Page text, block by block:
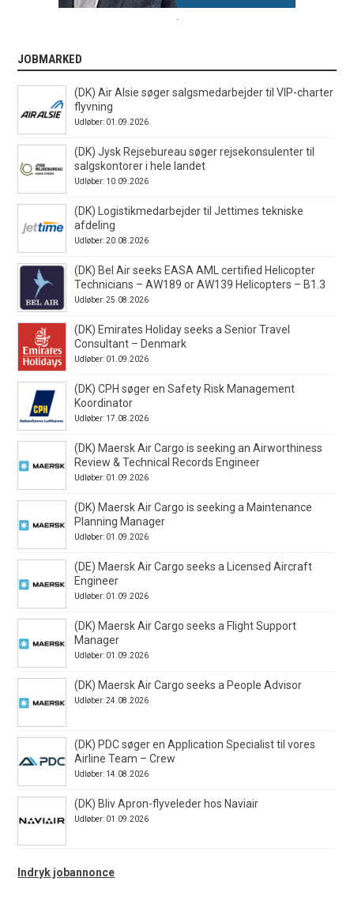
JOBMARKED
(DK) Air Alsie søger salgsmedarbejder til VIP-charter
flyvning
Udløber: 01.09.2026
(DK) Jysk Rejsebureau søger rejsekonsulenter til
salgskontorer i hele landet
Udløber: 10.09.2026
(DK) Logistikmedarbejder til Jettimes tekniske
afdeling
Udløber: 20.08.2026
(DK) Bel Air seeks EASA AML certified Helicopter
Technicians – AW189 or AW139 Helicopters – B1.3
Udløber: 25.08.2026
(DK) Emirates Holiday seeks a Senior Travel
Consultant – Denmark
Udløber: 01.09.2026
(DK) CPH søger en Safety Risk Management
Koordinator
Udløber: 17.08.2026
(DK) Maersk Air Cargo is seeking an Airworthiness
Review & Technical Records Engineer
Udløber: 01.09.2026
(DK) Maersk Air Cargo is seeking a Maintenance
Planning Manager
Udløber: 01.09.2026
(DE) Maersk Air Cargo seeks a Licensed Aircraft
Engineer
Udløber: 01.09.2026
(DK) Maersk Air Cargo seeks a Flight Support
Manager
Udløber: 01.09.2026
(DK) Maersk Air Cargo seeks a People Advisor
Udløber: 24.08.2026
(DK) PDC søger en Application Specialist til vores
Airline Team – Crew
Udløber: 14.08.2026
(DK) Bliv Apron-flyveleder hos Naviair
Udløber: 01.09.2026
Indryk jobannonce